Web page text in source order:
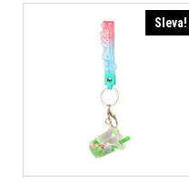
Sleva!